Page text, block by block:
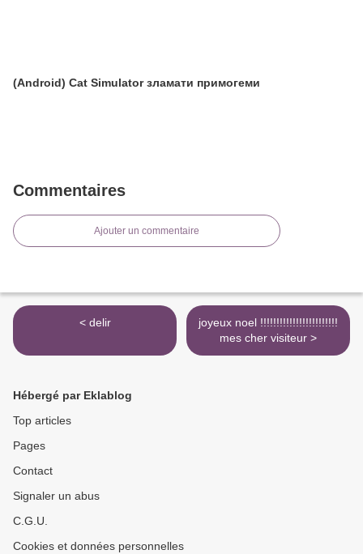
(Android) Cat Simulator зламати примогеми
Commentaires
Ajouter un commentaire
< delir
joyeux noel !!!!!!!!!!!!!!!!!!!!!!!!
mes cher visiteur >
Hébergé par Eklablog
Top articles
Pages
Contact
Signaler un abus
C.G.U.
Cookies et données personnelles